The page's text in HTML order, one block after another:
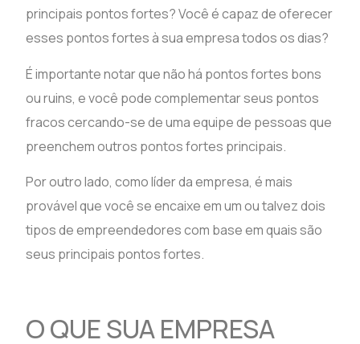
principais pontos fortes? Você é capaz de oferecer
esses pontos fortes à sua empresa todos os dias?
É importante notar que não há pontos fortes bons
ou ruins, e você pode complementar seus pontos
fracos cercando-se de uma equipe de pessoas que
preenchem outros pontos fortes principais.
Por outro lado, como líder da empresa, é mais
provável que você se encaixe em um ou talvez dois
tipos de empreendedores com base em quais são
seus principais pontos fortes.
O QUE SUA EMPRESA